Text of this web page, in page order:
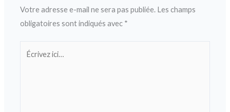
Votre adresse e-mail ne sera pas publiée. Les champs
obligatoires sont indiqués avec *
Écrivez